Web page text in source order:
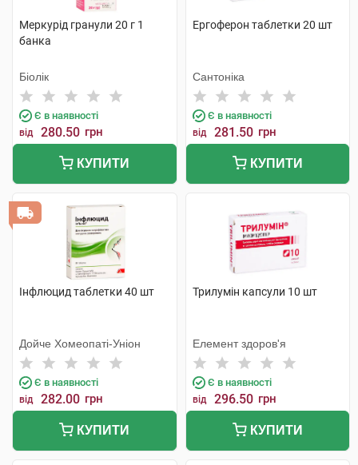
Меркурід гранули 20 г 1
банка
Біолік
Є в наявності
від 280.50 грн
КУПИТИ
Ергоферон таблетки 20 шт
Сантоніка
Є в наявності
від 281.50 грн
КУПИТИ
Інфлюцид таблетки 40 шт
Дойче Хомеопаті-Уніон
Є в наявності
від 282.00 грн
КУПИТИ
Трилумін капсули 10 шт
Елемент здоров'я
Є в наявності
від 296.50 грн
КУПИТИ